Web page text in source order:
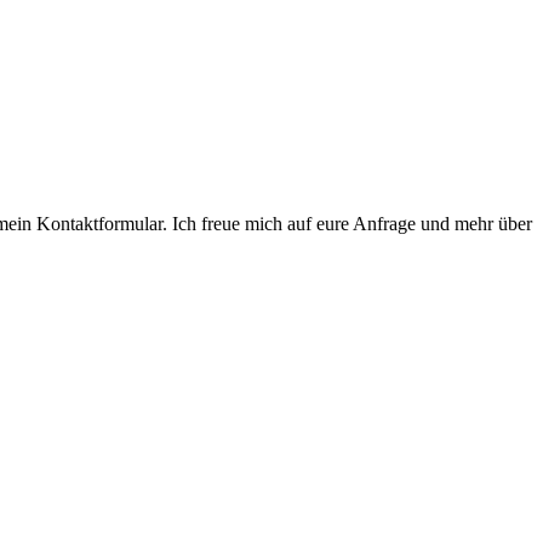
Kontaktformular. Ich freue mich auf eure Anfrage und mehr über